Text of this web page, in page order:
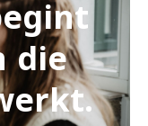
die